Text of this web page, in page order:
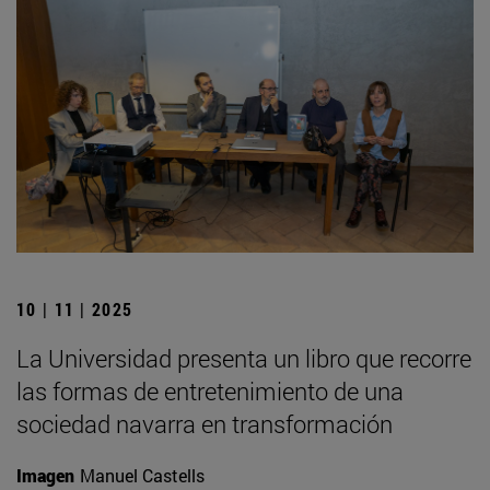
10 | 11 | 2025
La Universidad presenta un libro que recorre
las formas de entretenimiento de una
sociedad navarra en transformación
Imagen Manuel Castells